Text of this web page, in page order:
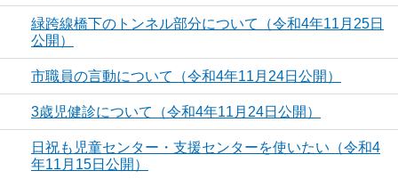
緑跨線橋下のトンネル部分について（令和4年11月25日
公開）
市職員の言動について（令和4年11月24日公開）
3歳児健診について（令和4年11月24日公開）
日祝も児童センター・支援センターを使いたい（令和4
年11月15日公開）